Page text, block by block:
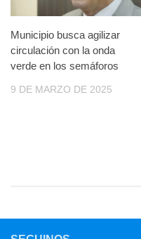
Municipio busca agilizar
circulación con la onda
verde en los semáforos
9 DE MARZO DE 2025